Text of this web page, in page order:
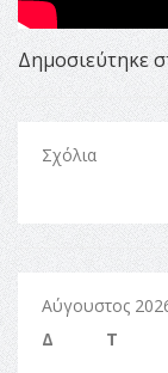
Δημοσιεύτηκε
Σχόλια
Αύγουστος
Δ
Τ